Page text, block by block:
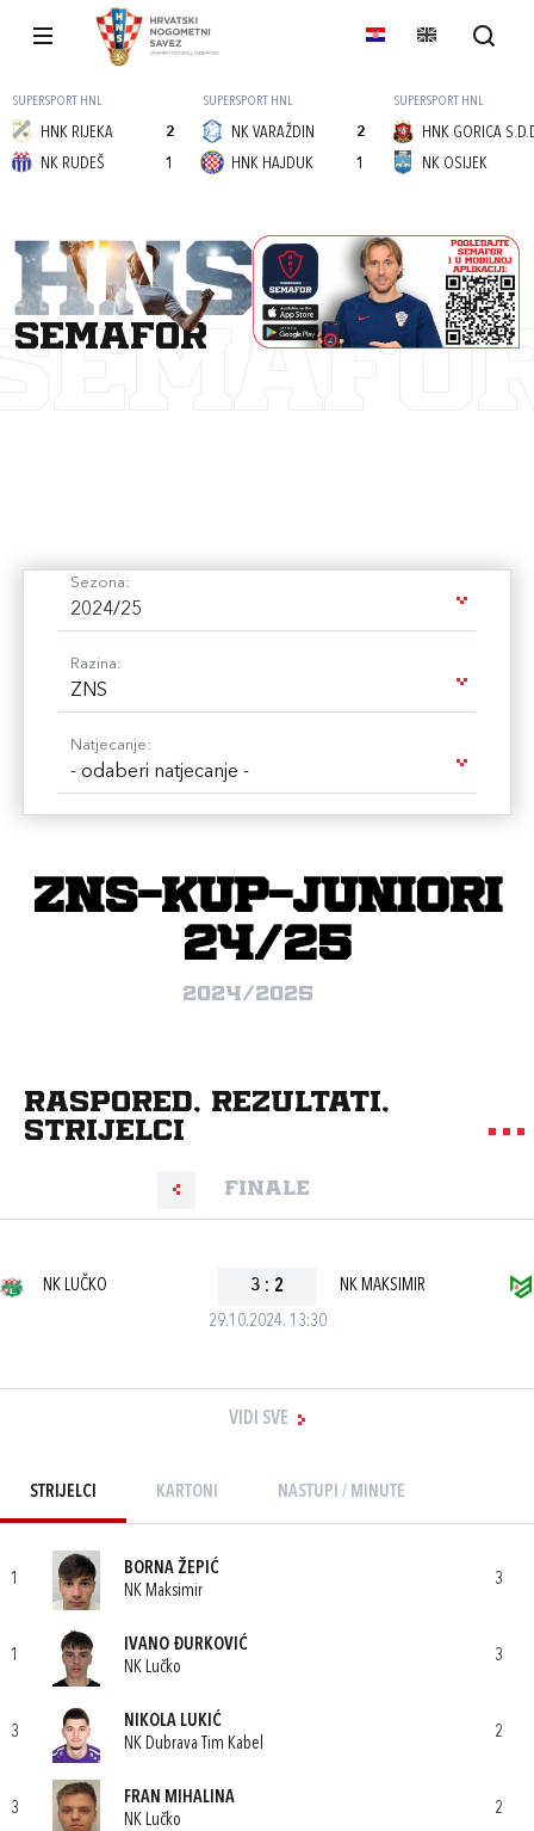
SUPERSPORT HNL
HNK RIJEKA
2
1
NK RUDEŠ
SUPERSPORT HNL
NK VARAŽDIN
2
1
HNK HAJDUK
SUPERSPORT HNL
HNK GORICA
NK OSIJEK
semafor
Sezona:
2024/25
Razina:
ZNS
Natjecanje:
- odaberi natjecanje -
ZNS-KUP-JUNIORI
24/25
2024/2025
Raspored, rezultati,
strijelci
Finale
29.10.2024. 13:30
NK LUČKO 3 : 2 NK MAKSIMIR
VIDI SVE
STRIJELCI KARTONI NASTUPI / MINUTE
1
BORNA ŽEPIĆ
NK Maksimir
3
1
IVANO ĐURKOVIĆ
NK Lučko
3
3
NIKOLA LUKIĆ
NK Dubrava Tim Kabel
2
3
FRAN MIHALINA
NK Lučko
2